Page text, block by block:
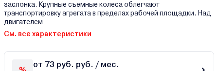
заслонка. Крупные съемные колеса облегчают
транспортировку агрегата в пределах рабочей площадки. Над
двигателем
См. все характеристики
от 73 руб. руб. / мес.